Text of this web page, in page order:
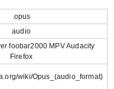
.opus
audio
foobar2000 MPV Audacity
Firefox
wiki/Opus_(audio_format)